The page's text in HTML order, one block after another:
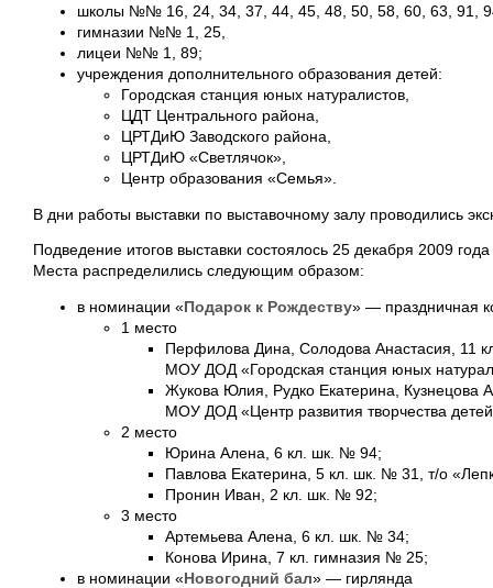
школы №№ 16, 24, 34, 37, 44, 45, 48, 50, 58, 60, 63, 91,
гимназии №№ 1, 25,
лицеи №№ 1, 89;
учреждения дополнительного образования детей:
Городская станция юных натуралистов,
ЦДТ Центрального района,
ЦРТДиЮ Заводского района,
ЦРТДиЮ «Светлячок»,
Центр образования «Семья».
В дни работы выставки по выставочному залу проводились
Подведение итогов выставки состоялось 25 декабря 2009
Места распределились следующим образом:
в номинации « Подарок к Рождеству» — праздничная
1 место
Перфилова Дина, Солодова Анастасия, 11
МОУ ДОД «Городская станция юных
Жукова Юлия, Рудко Екатерина, Кузнецова
МОУ ДОД «Центр развития творчества
2 место
Юрина Алена, 6 кл. шк. № 94;
Павлова Екатерина, 5 кл. шк. № 31, т/о
Пронин Иван, 2 кл. шк. № 92;
3 место
Артемьева Алена, 6 кл. шк. № 34;
Конова Ирина, 7 кл. гимназия № 25;
в номинации « Новогодний бал» — гирлянда